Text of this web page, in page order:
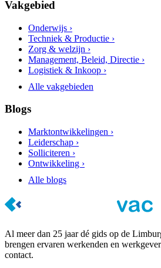
Vakgebied
Onderwijs ›
Techniek & Productie ›
Zorg & welzijn ›
Management, Beleid, Directie ›
Logistiek & Inkoop ›
Alle vakgebieden
Blogs
Marktontwikkelingen ›
Leiderschap ›
Solliciteren ›
Ontwikkeling ›
Alle blogs
Al meer dan 25 jaar dé gids op de
brengen ervaren werkenden en
contact.